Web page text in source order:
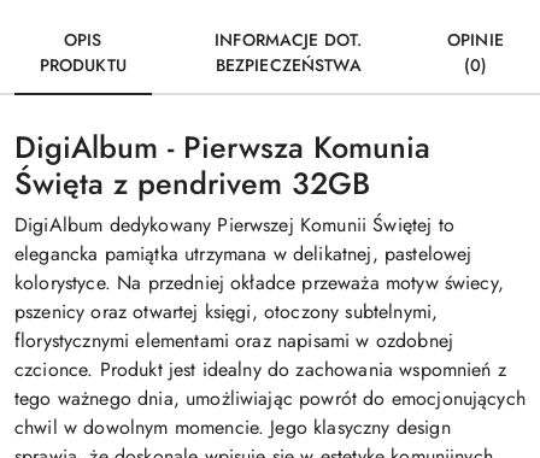
OPIS
PRODUKTU
INFORMACJE DOT.
BEZPIECZEŃSTWA
OPINIE
(0)
DigiAlbum - Pierwsza Komunia
Święta z pendrivem 32GB
DigiAlbum dedykowany Pierwszej Komunii Świętej to
elegancka pamiątka utrzymana w delikatnej, pastelowej
kolorystyce. Na przedniej okładce przeważa motyw świecy,
pszenicy oraz otwartej księgi, otoczony subtelnymi,
florystycznymi elementami oraz napisami w ozdobnej
czcionce. Produkt jest idealny do zachowania wspomnień z
tego ważnego dnia, umożliwiając powrót do emocjonujących
chwil w dowolnym momencie. Jego klasyczny design